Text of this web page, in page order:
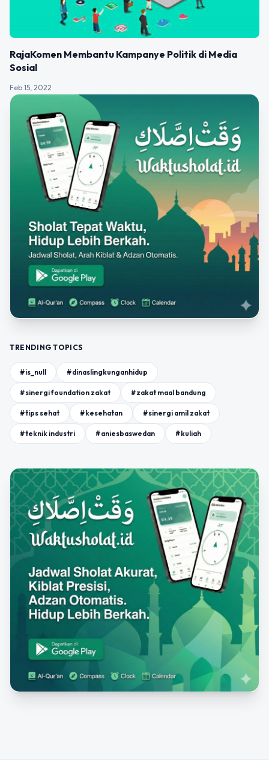
RajaKomen Membantu Kampanye Politik di Media
Sosial
Feb 15, 2022
TRENDING TOPICS
#is_null #dinaslingkunganhidup
#sinergi foundation zakat #zakat maal bandung
#tips sehat #kesehatan #sinergi amil zakat
#teknik industri #aniesbaswedan #kuliah